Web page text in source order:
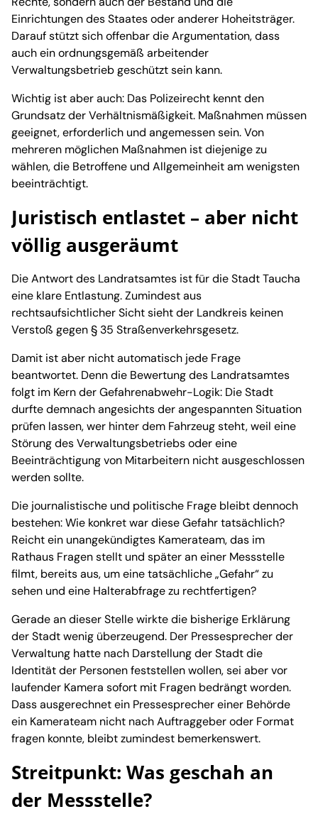
Einrichtungen des Staates oder anderer Hoheitsträger.
Darauf stützt sich offenbar die Argumentation, dass
auch ein ordnungsgemäß arbeitender
Verwaltungsbetrieb geschützt sein kann.
Wichtig ist aber auch: Das Polizeirecht kennt den
Grundsatz der Verhältnismäßigkeit. Maßnahmen müssen
geeignet, erforderlich und angemessen sein. Von
mehreren möglichen Maßnahmen ist diejenige zu
wählen, die Betroffene und Allgemeinheit am wenigsten
beeinträchtigt.
Juristisch entlastet – aber nicht
völlig ausgeräumt
Die Antwort des Landratsamtes ist für die Stadt Taucha
eine klare Entlastung. Zumindest aus
rechtsaufsichtlicher Sicht sieht der Landkreis keinen
Verstoß gegen § 35 Straßenverkehrsgesetz.
Damit ist aber nicht automatisch jede Frage
beantwortet. Denn die Bewertung des Landratsamtes
folgt im Kern der Gefahrenabwehr-Logik: Die Stadt
durfte demnach angesichts der angespannten Situation
prüfen lassen, wer hinter dem Fahrzeug steht, weil eine
Störung des Verwaltungsbetriebs oder eine
Beeinträchtigung von Mitarbeitern nicht ausgeschlossen
werden sollte.
Die journalistische und politische Frage bleibt dennoch
bestehen: Wie konkret war diese Gefahr tatsächlich?
Reicht ein unangekündigtes Kamerateam, das im
Rathaus Fragen stellt und später an einer Messstelle
filmt, bereits aus, um eine tatsächliche „Gefahr“ zu
sehen und eine Halterabfrage zu rechtfertigen?
Gerade an dieser Stelle wirkte die bisherige Erklärung
der Stadt wenig überzeugend. Der Pressesprecher der
Verwaltung hatte nach Darstellung der Stadt die
Identität der Personen feststellen wollen, sei aber vor
laufender Kamera sofort mit Fragen bedrängt worden.
Dass ausgerechnet ein Pressesprecher einer Behörde
ein Kamerateam nicht nach Auftraggeber oder Format
fragen konnte, bleibt zumindest bemerkenswert.
Streitpunkt: Was geschah an
der Messstelle?